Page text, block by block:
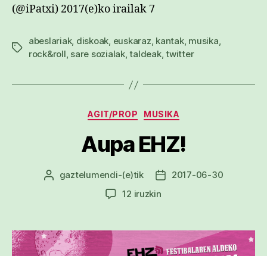
(@iPatxi) 2017(e)ko irailak 7
Etiketak
abeslariak, diskoak, euskaraz, kantak, musika,
rock&roll, sare sozialak,taldeak,twitter
Kategoriak
AGIT/PROP MUSIKA
Aupa EHZ!
Argitalpenaren
gaztelumendi-(e)tik
Argitalpenaren
2017-06-30
12 iruzkinAupa